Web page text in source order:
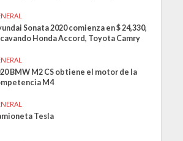
Sonata 2020 comienza en $ 24,330,
Honda Accord, Toyota Camry
BMW M2 CS obtiene el motor de la
M4
Tesla